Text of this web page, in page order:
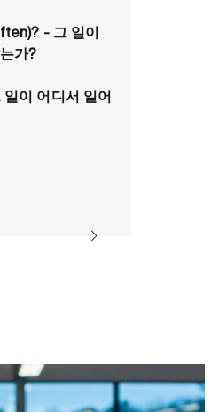
- 그 일이
가?
이 어디서 일어